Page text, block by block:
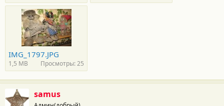
IMG_1797.JPG
1,5 MB Просмотры: 25
samus